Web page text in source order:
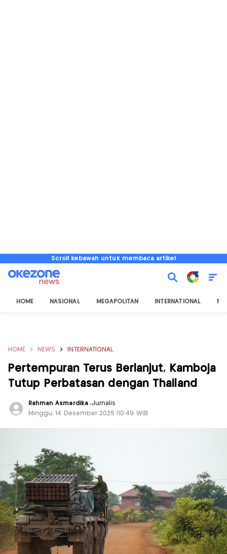
Scroll kebawah untuk membaca artikel
HOME NASIONAL MEGAPOLITAN INTERNATIONAL
HOME NEWS INTERNATIONAL
Pertempuran Terus Berlanjut, Kamboja
Tutup Perbatasan dengan Thailand
Rahman Asmardika ,Jurnalis
Minggu, 14 Desember 2025 |10:49 WIB